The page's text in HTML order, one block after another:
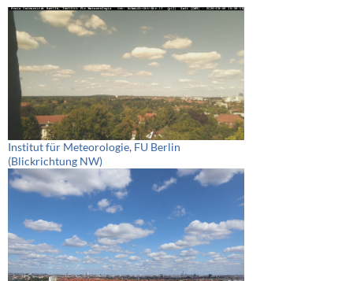
Institut für Meteorologie, FU Berlin
(Blickrichtung NW)